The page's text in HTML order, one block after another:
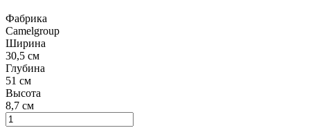
Фабрика
Camelgroup
Ширина
30,5 см
Глубина
51 см
Высота
8,7 см